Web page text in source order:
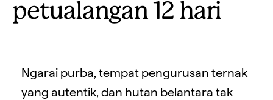
petualangan 12 hari
Ngarai purba, tempat pengurusan ternak
yang autentik, dan hutan belantara tak